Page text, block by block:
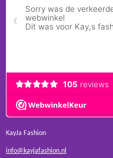
KayJa Fashion
info@kayjafashion.nl